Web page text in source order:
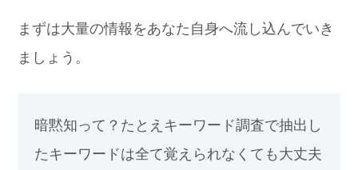
まずは大量の情報をあなた自身へ流し込んでいき
ましょう。
暗黙知って？ たとえキーワード調査で抽出し
たキーワードは全て覚えられなくても大丈夫